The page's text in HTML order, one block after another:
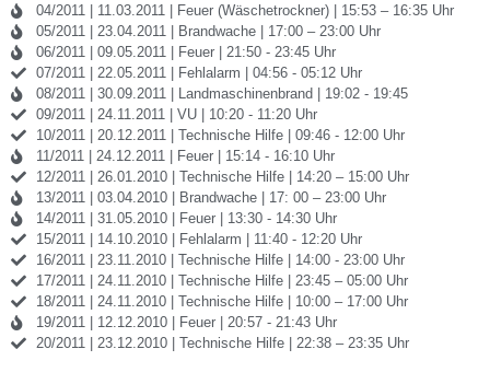
04/2011 | 11.03.2011 | Feuer (Wäschetrockner) | 15:53 – 16:35 Uhr
05/2011 | 23.04.2011 | Brandwache | 17:00 – 23:00 Uhr
06/2011 | 09.05.2011 | Feuer | 21:50 - 23:45 Uhr
07/2011 | 22.05.2011 | Fehlalarm | 04:56 - 05:12 Uhr
08/2011 | 30.09.2011 | Landmaschinenbrand | 19:02 - 19:45
09/2011 | 24.11.2011 | VU | 10:20 - 11:20 Uhr
10/2011 | 20.12.2011 | Technische Hilfe | 09:46 - 12:00 Uhr
11/2011 | 24.12.2011 | Feuer | 15:14 - 16:10 Uhr
12/2011 | 26.01.2010 | Technische Hilfe | 14:20 – 15:00 Uhr
13/2011 | 03.04.2010 | Brandwache | 17: 00 – 23:00 Uhr
14/2011 | 31.05.2010 | Feuer | 13:30 - 14:30 Uhr
15/2011 | 14.10.2010 | Fehlalarm | 11:40 - 12:20 Uhr
16/2011 | 23.11.2010 | Technische Hilfe | 14:00 - 23:00 Uhr
17/2011 | 24.11.2010 | Technische Hilfe | 23:45 – 05:00 Uhr
18/2011 | 24.11.2010 | Technische Hilfe | 10:00 – 17:00 Uhr
19/2011 | 12.12.2010 | Feuer | 20:57 - 21:43 Uhr
20/2011 | 23.12.2010 | Technische Hilfe | 22:38 – 23:35 Uhr